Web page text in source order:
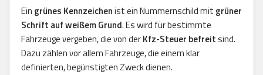
Ein grünes Kennzeichenist ein Nummernschild mit grüner
Schrift auf weißem Grund. Es wird für bestimmte
Fahrzeuge vergeben, die von derKfz-Steuer befreitsind.
Dazu zählen vor allem Fahrzeuge, die einem klar
definierten, begünstigten Zweck dienen.